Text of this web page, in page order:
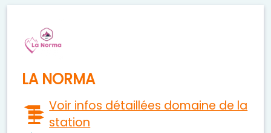
LA NORMA
Voir infos détaillées domaine de la
station